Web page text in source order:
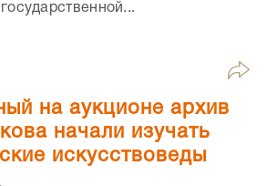
на аукционе архив
начали изучать
искусствоведы